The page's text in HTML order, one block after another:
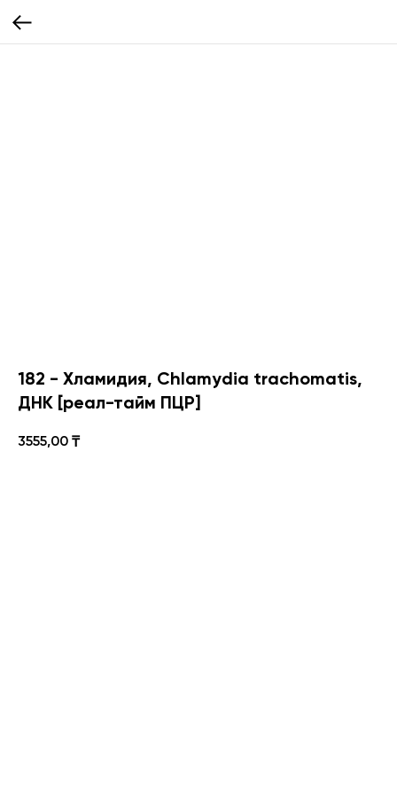
182 - Хламидия, Chlamydia trachomatis,
ДНК [реал-тайм ПЦР]
3555,00 ₸